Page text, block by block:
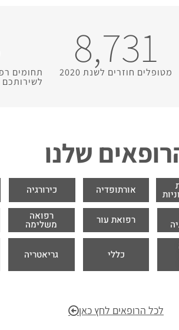
מטופלים חוזרים לשנת 2020
8,731 תחומים
לשירותכם
שלנו
אורתופדיה כירורגיה
רפואת עור רפואה
משלימה
כללי גריאטריה
לכל הרופאים לחץ כאן